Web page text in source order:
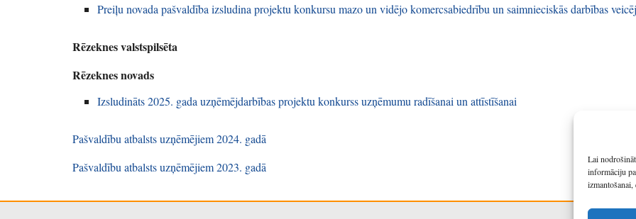
Lai
informāciju
izmantošanai,
Preiļu novada pašvaldība izsludina projektu konkursu mazo un vidējo komercsabiedrību un saimnieciskās darbības
Rēzeknes valstspilsēta
Rēzeknes novads
Izsludināts 2025. gada uzņēmējdarbības projektu konkurss uzņēmumu radīšanai un attīstīšanai
Pašvaldību atbalsts uzņēmējiem 2024. gadā
Pašvaldību atbalsts uzņēmējiem 2023. gadā